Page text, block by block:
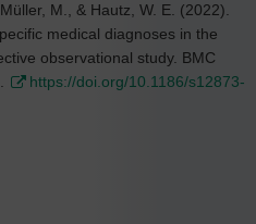
M., & Hautz, W. E. (2022).
medical diagnoses in the
observational study. BMC
https://doi.org/10.1186/s12873-